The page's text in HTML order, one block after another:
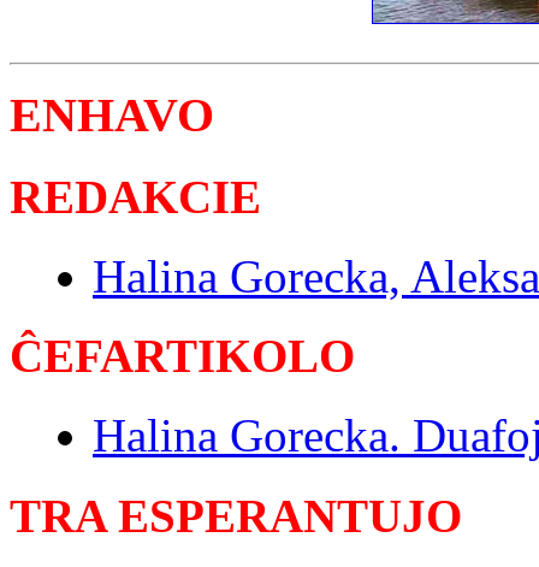
ENHAVO
REDAKCIE
Halina Gorecka,
ĈEFARTIKOLO
Halina Gorecka.
TRA ESPERANTUJO